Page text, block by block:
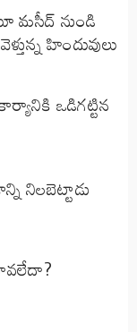
మసీద్ నుండి
హిందువులు
ఒడిగట్టిన
నిలబెట్టాడు